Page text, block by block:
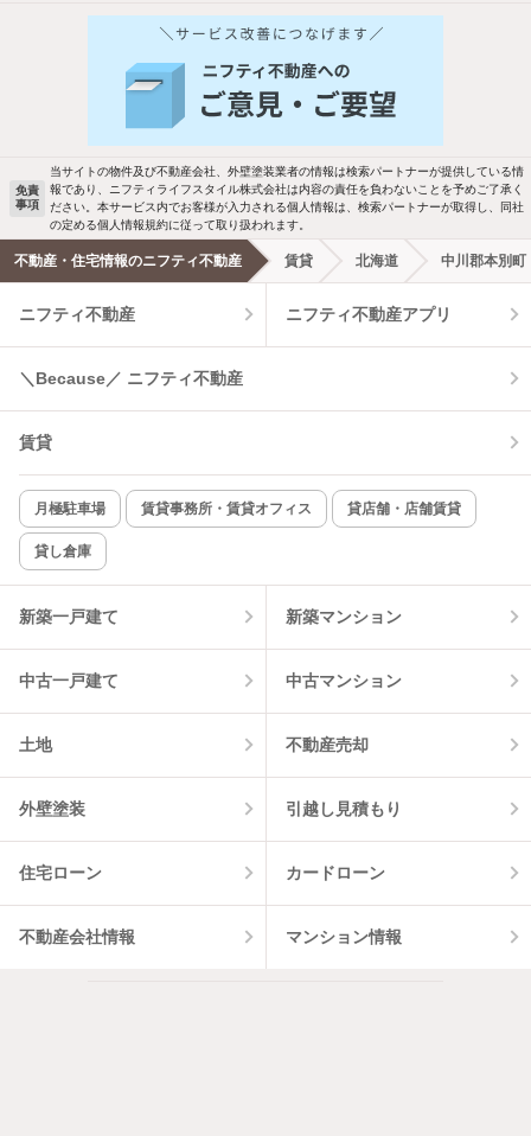
他の人はこんな条件で絞り込んでいます！
バス・トイレ別 2階以上
駐車場あり ペット相談
洗濯機置場あり 独立洗面台
エアコンあり 都市ガス
温水洗浄便座 オートロック
コンロ2口以上
新着のみ インターネット無料
該当件数:
6
免責
事項
当サイトの物件及び不動産会社、外壁塗装業者の情報は検索パートナーが提供している情
報であり、ニフティライフスタイル株式会社は内容の責任を負わないことを予めご了承く
ださい。本サービス内でお客様が入力される個人情報は、検索パートナーが取得し、同社
の定める個人情報規約に従って取り扱われます。
不動産・住宅情報のニフティ不動産 賃貸 北海道 中川郡本別町
ニフティ不動産 ニフティ不動産アプリ
＼Because／ ニフティ不動産
賃貸
月極駐車場 賃貸事務所・賃貸オフィス 貸店舗・店舗賃貸
貸し倉庫
新築一戸建て 新築マンション
中古一戸建て 中古マンション
土地 不動産売却
外壁塗装 引越し見積もり
住宅ローン カードローン
不動産会社情報 マンション情報